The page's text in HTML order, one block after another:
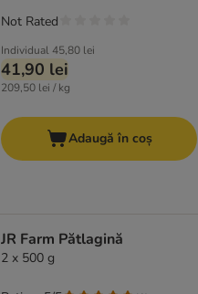
Individual45,80 lei
41,90 lei
209,50 lei / kg
Not Rated
Adaugă în coș
JR Farm Pătlagină
2 x 500 g